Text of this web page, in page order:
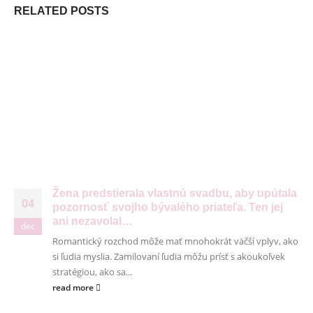
RELATED POSTS
04
dec
​​Žena predstierala vlastnú svadbu, aby upútala
pozornosť svojho bývalého priateľa. Ten jej
ani nezavolal…
Romantický rozchod môže mať mnohokrát väčší vplyv, ako
si ľudia myslia. Zamilovaní ľudia môžu prísť s akoukoľvek
stratégiou, ako sa...
read more
S
© Copyright 2026. Všetky práva vyhradené